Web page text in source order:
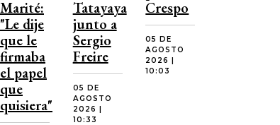
Marité:
"Le dije
que le
firmaba
el papel
que
quisiera"
Tatayaya
junto a
Sergio
Freire
05 DE
AGOSTO
2026 |
10:33
Crespo
05 DE
AGOSTO
2026 |
10:03